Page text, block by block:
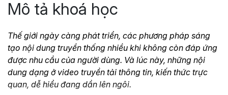
Mô tả khoá học
Thế giới ngày càng phát triển, các phương pháp sáng
tạo nội dung truyền thống nhiều khi không còn đáp ứng
được nhu cầu của người dùng. Và lúc này, những nội
dung dạng ở video truyền tải thông tin, kiến thức trực
quan, dễ hiểu đang dần lên ngôi.